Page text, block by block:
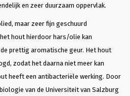
en zeer duurzaam oppervlak.
maar zeer fijn geschuurd
hout hierdoor hars/olie kan
prettig aromatische geur. Het hout
zodat het daarna niet meer kan
heeft een antibacteriële werking. Door
van de Universiteit van Salzburg